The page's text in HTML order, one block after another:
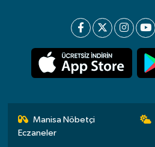
Manisa Nöbetçi
Eczaneler